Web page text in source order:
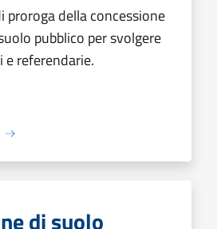
proroga della concessione
pubblico per svolgere
referendarie.
di suolo